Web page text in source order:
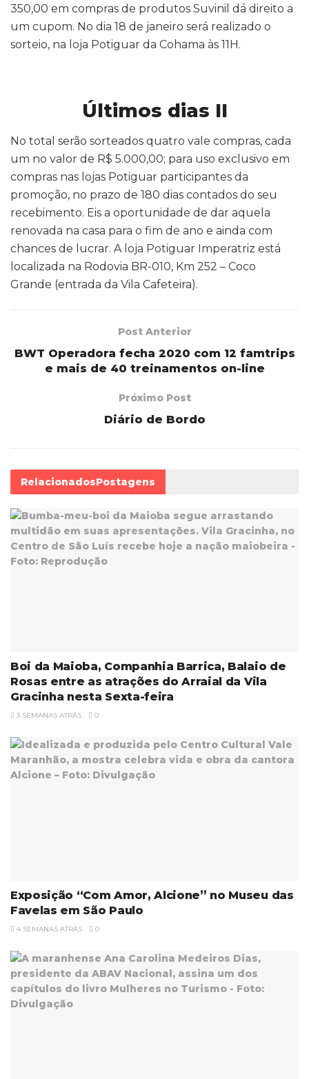
350,00 em compras de produtos Suvinil dá direito a
um cupom. No dia 18 de janeiro será realizado o
sorteio, na loja Potiguar da Cohama às 11H.
Últimos dias II
No total serão sorteados quatro vale compras, cada
um no valor de R$ 5.000,00; para uso exclusivo em
compras nas lojas Potiguar participantes da
promoção, no prazo de 180 dias contados do seu
recebimento. Eis a oportunidade de dar aquela
renovada na casa para o fim de ano e ainda com
chances de lucrar. A loja Potiguar Imperatriz está
localizada na Rodovia BR-010, Km 252 – Coco
Grande (entrada da Vila Cafeteira).
Post Anterior
BWT Operadora fecha 2020 com 12 famtrips
e mais de 40 treinamentos on-line
Próximo Post
Diário de Bordo
RelacionadosPostagens
Boi da Maioba, Companhia Barrica, Balaio de
Rosas entre as atrações do Arraial da Vila
Gracinha nesta Sexta-feira
3 SEMANAS ATRÁS 0
Exposição “Com Amor, Alcione” no Museu das
Favelas em São Paulo
4 SEMANAS ATRÁS 0